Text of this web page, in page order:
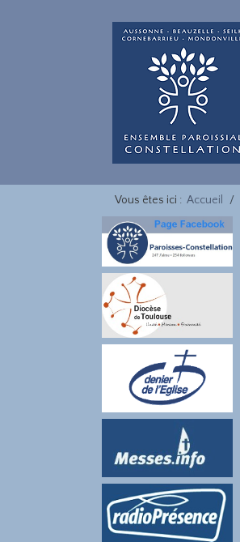
Vous êtes ici : Accueil